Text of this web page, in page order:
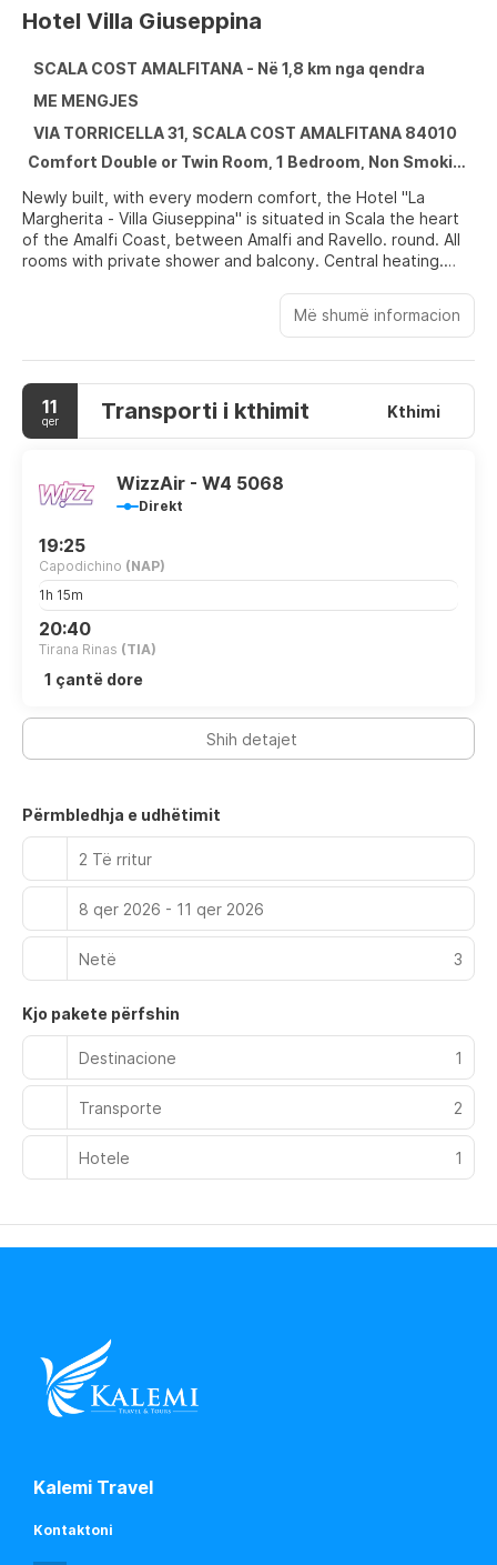
Hotel Villa Giuseppina
SCALA COST AMALFITANA - Në 1,8 km nga qendra
ME MENGJES
VIA TORRICELLA 31, SCALA COST AMALFITANA 84010
Comfort Double or Twin Room, 1 Bedroom, Non Smoking, Sea View , 2 Twin Beds
Newly built, with every modern comfort, the Hotel "La
Margherita - Villa Giuseppina" is situated in Scala the heart
of the Amalfi Coast, between Amalfi and Ravello. round. All
rooms with private shower and balcony. Central heating.
Family management. Excellent cooking. Own parking ground.
Excursion facilities to all tourist and historical centres of the
Më shumë informacion
11
qer Transporti i kthimit Kthimi
WizzAir - W4 5068
Direkt
19:25
Capodichino (NAP)
1h 15m
20:40
Tirana Rinas (TIA)
1 çantë dore
Shih detajet
Përmbledhja e udhëtimit
2 Të rritur
8 qer 2026 - 11 qer 2026
Netë 3
Kjo pakete përfshin
Destinacione 1
Transporte 2
Hotele 1
Kalemi Travel
Kontaktoni